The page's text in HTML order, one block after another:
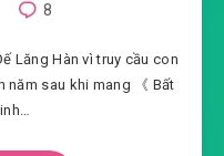
8
Lăng Hàn vì truy cầu con
năm sau khi mang 《 Bất